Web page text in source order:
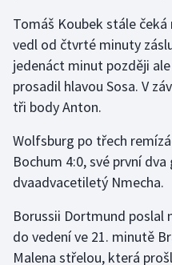
Tomáš Koubek stále čeká
vedl od čtvrté minuty
jedenáct minut později
prosadil hlavou Sosa. V
tři body Anton.
Wolfsburg po třech
Bochum 4:0, své první
dvaadvacetiletý Nmecha.
Borussii Dortmund
do vedení ve 21. minutě
Malena střelou, která